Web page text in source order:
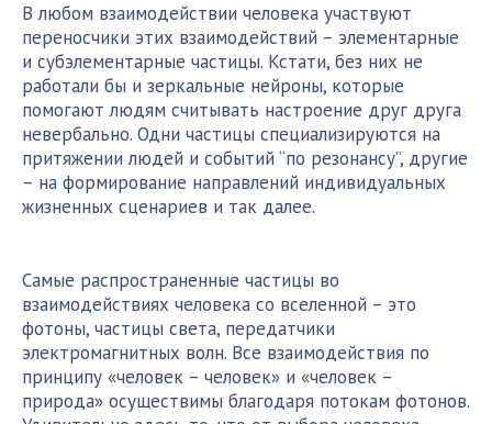
В любом взаимодействии человека участвуют
переносчики этих взаимодействий – элементарные
и субэлементарные частицы. Кстати, без них не
работали бы и зеркальные нейроны, которые
помогают людям считывать настроение друг друга
невербально. Одни частицы специализируются на
притяжении людей и событий “по резонансу”, другие
– на формирование направлений индивидуальных
жизненных сценариев и так далее.
Самые распространенные частицы во
взаимодействиях человека со вселенной – это
фотоны, частицы света, передатчики
электромагнитных волн. Все взаимодействия по
принципу «человек – человек» и «человек –
природа» осуществимы благодаря потокам фотонов.